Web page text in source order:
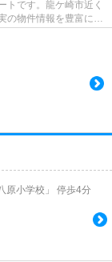
トです。龍ケ崎市近く
の物件情報を豊富に取
原小学校」 停歩4分